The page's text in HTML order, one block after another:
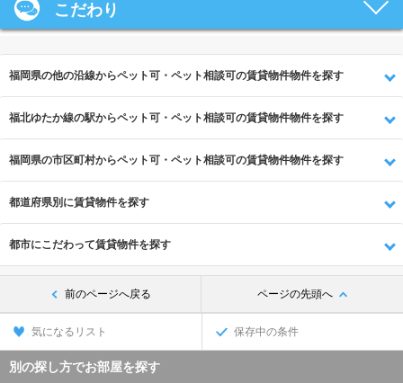
こだわり
福岡県の他の沿線からペット可・ペット相談可の賃貸物件物件を探す
福北ゆたか線の駅からペット可・ペット相談可の賃貸物件物件を探す
福岡県の市区町村からペット可・ペット相談可の賃貸物件物件を探す
都道府県別に賃貸物件を探す
都市にこだわって賃貸物件を探す
前のページへ戻る ページの先頭へ
気になるリスト 保存中の条件
別の探し方でお部屋を探す